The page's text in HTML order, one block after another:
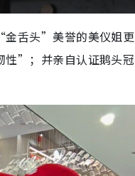
舌头”美誉的美仪姐
；并亲自认证鹅头冠